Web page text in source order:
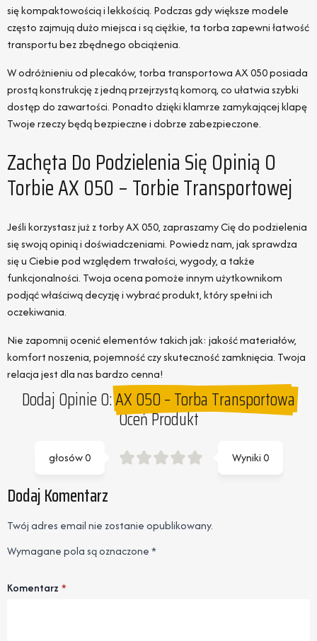
się kompaktowością i lekkością. Podczas gdy większe modele
często zajmują dużo miejsca i są ciężkie, ta torba zapewni łatwość
transportu bez zbędnego obciążenia.
W odróżnieniu od plecaków, torba transportowa AX 050 posiada
prostą konstrukcję z jedną przejrzystą komorą, co ułatwia szybki
dostęp do zawartości. Ponadto dzięki klamrze zamykającej klapę
Twoje rzeczy będą bezpieczne i dobrze zabezpieczone.
Zachęta Do Podzielenia Się Opinią O
Torbie AX 050 – Torbie Transportowej
Jeśli korzystasz już z torby AX 050, zapraszamy Cię do podzielenia
się swoją opinią i doświadczeniami. Powiedz nam, jak sprawdza
się u Ciebie pod względem trwałości, wygody, a także
funkcjonalności. Twoja ocena pomoże innym użytkownikom
podjąć właściwą decyzję i wybrać produkt, który spełni ich
oczekiwania.
Nie zapomnij ocenić elementów takich jak: jakość materiałów,
komfort noszenia, pojemność czy skuteczność zamknięcia. Twoja
relacja jest dla nas bardzo cenna!
Dodaj Opinie O:AX 050 – Torba Transportowa
Oceń Produkt
Wyniki0
głosów0
Dodaj Komentarz
Twój adres email nie zostanie opublikowany.
Wymagane pola są oznaczone*
Komentarz *